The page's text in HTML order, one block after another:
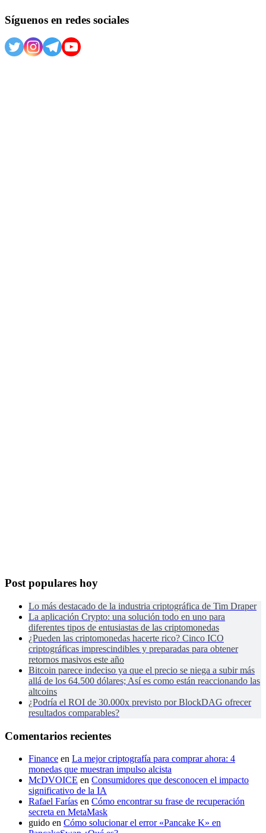
Síguenos en redes sociales
Post populares hoy
Lo más destacado de la industria criptográfica de Tim Draper
La aplicación Crypto: una solución todo en uno para
diferentes tipos de entusiastas de las criptomonedas
¿Pueden las criptomonedas hacerte rico? Cinco ICO
criptográficas imprescindibles y preparadas para obtener
retornos masivos este año
Bitcoin parece indeciso ya que el precio se niega a subir más
allá de los 64.500 dólares; Así es como están reaccionando las
altcoins
¿Podría el ROI de 30.000x previsto por BlockDAG ofrecer
resultados comparables?
Comentarios recientes
Finance en La mejor criptografía para comprar ahora: 4
monedas que muestran impulso alcista
McDVOICE en Consumidores que desconocen el impacto
significativo de la IA
Rafael Farías en Cómo encontrar su frase de recuperación
secreta en MetaMask
guido en Cómo solucionar el error «Pancake K» en